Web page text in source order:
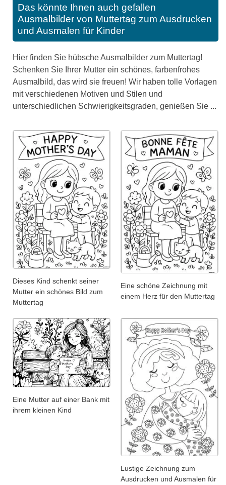
Das könnte Ihnen auch gefallen
Ausmalbilder von Muttertag zum Ausdrucken
und Ausmalen für Kinder
Hier finden Sie hübsche Ausmalbilder zum Muttertag!
Schenken Sie Ihrer Mutter ein schönes, farbenfrohes
Ausmalbild, das wird sie freuen! Wir haben tolle Vorlagen
mit verschiedenen Motiven und Stilen und
unterschiedlichen Schwierigkeitsgraden, genießen Sie ...
Dieses Kind schenkt seiner
Mutter ein schönes Bild zum
Muttertag
Eine schöne Zeichnung mit
einem Herz für den Muttertag
Eine Mutter auf einer Bank mit
ihrem kleinen Kind
Lustige Zeichnung zum
Ausdrucken und Ausmalen für